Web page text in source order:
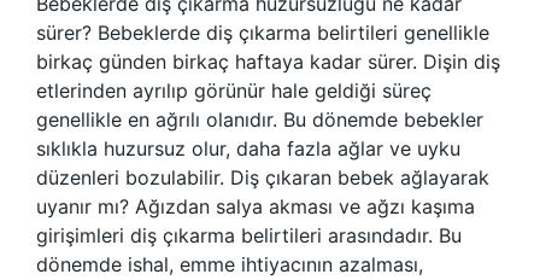
sürer? Bebeklerde diş çıkarma belirtileri genellikle
birkaç günden birkaç haftaya kadar sürer. Dişin diş
etlerinden ayrılıp görünür hale geldiği süreç
genellikle en ağrılı olanıdır. Bu dönemde bebekler
sıklıkla huzursuz olur, daha fazla ağlar ve uyku
düzenleri bozulabilir. Diş çıkaran bebek ağlayarak
uyanır mı? Ağızdan salya akması ve ağzı kaşıma
girişimleri diş çıkarma belirtileri arasındadır. Bu
dönemde ishal, emme ihtiyacının azalması,